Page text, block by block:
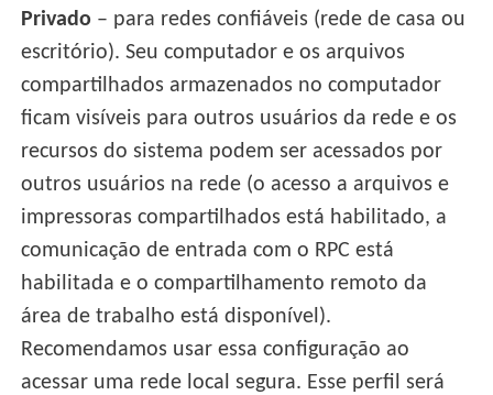
Privado – para redes confiáveis (rede de casa ou
escritório). Seu computador e os arquivos
compartilhados armazenados no computador
ficam visíveis para outros usuários da rede e os
recursos do sistema podem ser acessados por
outros usuários na rede (o acesso a arquivos e
impressoras compartilhados está habilitado, a
comunicação de entrada com o RPC está
habilitada e o compartilhamento remoto da
área de trabalho está disponível).
Recomendamos usar essa configuração ao
acessar uma rede local segura. Esse perfil será